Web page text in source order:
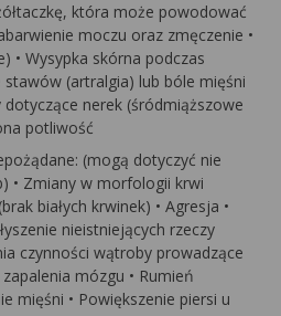
która może powodować
moczu oraz zmęczenie •
• Wysypka skórna podczas
stawów (artralgia) lub bóle mięśni
dotyczące nerek (śródmiąższowe
potliwość
(mogą dotyczyć nie
• Zmiany w morfologii krwi
białych krwinek) • Agresja •
nieistniejących rzeczy
czynności wątroby prowadzące
mózgu • Rumień
mięśni • Powiększenie piersi u